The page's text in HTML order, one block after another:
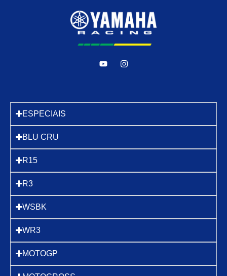
ESPECIAIS
BLU CRU
R15
R3
WSBK
WR3
MOTOGP